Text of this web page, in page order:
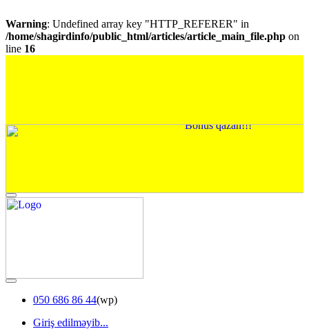
Warning: Undefined array key "HTTP_REFERER" in
/home/shagirdinfo/public_html/articles/article_main_file.php on
line 16
050 686 86 44(wp)
Giriş edilməyib...